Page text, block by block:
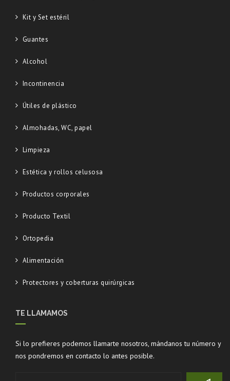
Kit y Set estéril
Guantes
Alcohol
Incontinencia
Útiles de plástico
Almohadas, WC, papel
Limpieza
Estética y rollos celusosa
Productos corporales
Producto Textil
Ortopedia
Alimentación
Protectores y coberturas quirúrgicas
TE LLAMAMOS
Si lo prefieres podemos llamarte nosotros, mándanos tu número y
nos pondremos en contacto lo antes posible.